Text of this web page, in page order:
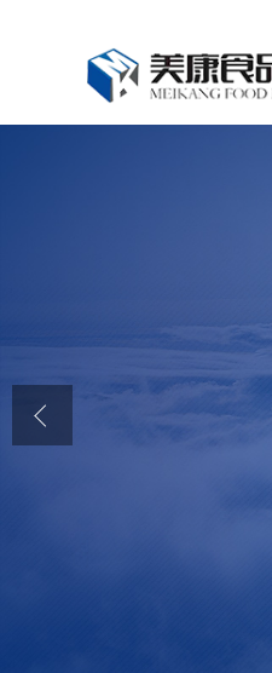
公司首页
在线留言